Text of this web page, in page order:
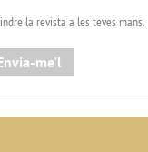
la revista a les teves mans.
me'l